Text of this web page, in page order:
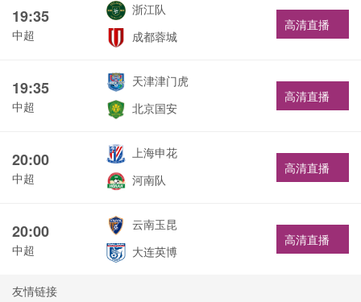
19:35
中超
浙江队
成都蓉城
高清直播
19:35
中超
天津津门虎
北京国安
高清直播
20:00
中超
上海申花
河南队
高清直播
20:00
中超
云南玉昆
大连英博
高清直播
友情链接